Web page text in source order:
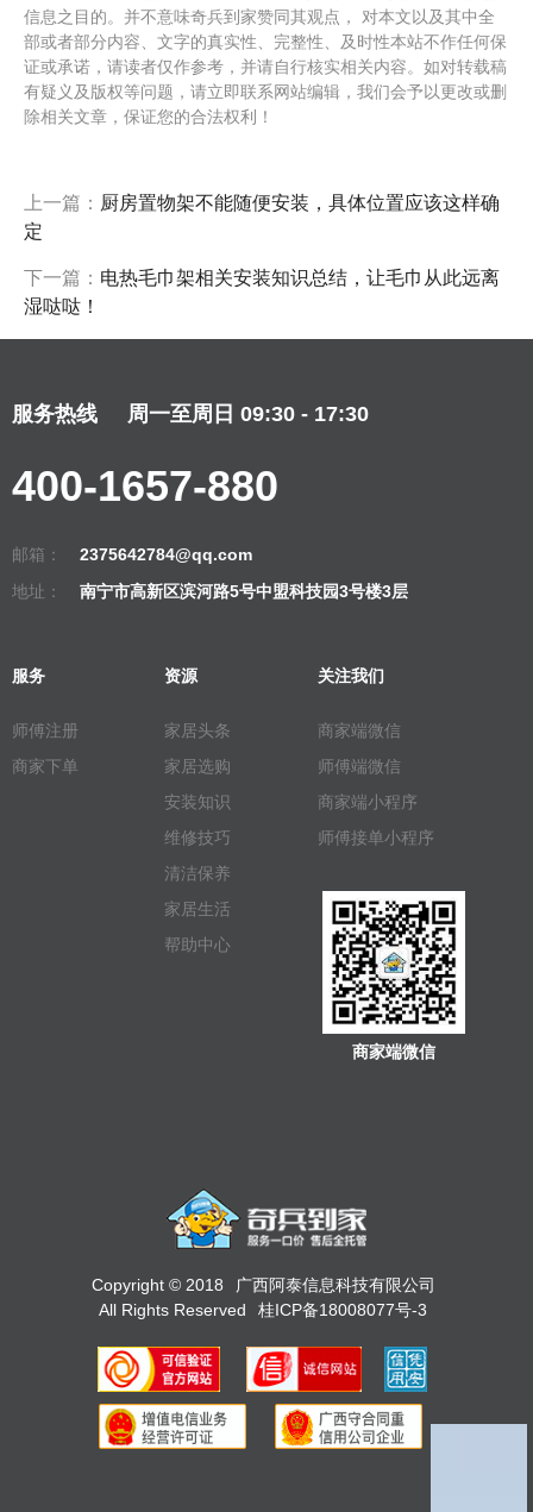
信息之目的。并不意味奇兵到家赞同其观点， 对本文以及其中全
部或者部分内容、文字的真实性、完整性、及时性本站不作任何保
证或承诺，请读者仅作参考，并请自行核实相关内容。如对转载稿
有疑义及版权等问题，请立即联系网站编辑，我们会予以更改或删
除相关文章，保证您的合法权利！
上一篇： 厨房置物架不能随便安装，具体位置应该这样确
定
下一篇： 电热毛巾架相关安装知识总结，让毛巾从此远离
湿哒哒！
服务热线 周一至周日 09:30 - 17:30
400-1657-880
邮箱：
2375642784@qq.com
地址：
南宁市高新区滨河路5号中盟科技园3号楼3层
服务
师傅注册
商家下单
资源
家居头条
家居选购
安装知识
维修技巧
清洁保养
家居生活
帮助中心
关注我们
商家端微信
师傅端微信
商家端小程序
师傅接单小程序
商家端微信
Copyright © 2018
广西阿泰信息科技有限公司
All Rights Reserved
桂ICP备18008077号-3